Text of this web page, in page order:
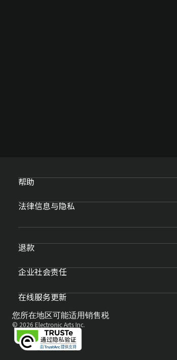
帮助
法律信息与隐私
退款
企业社会责任
在线服务更新
您所在地区可能适用销售税
© 2026 Electronic Arts Inc.